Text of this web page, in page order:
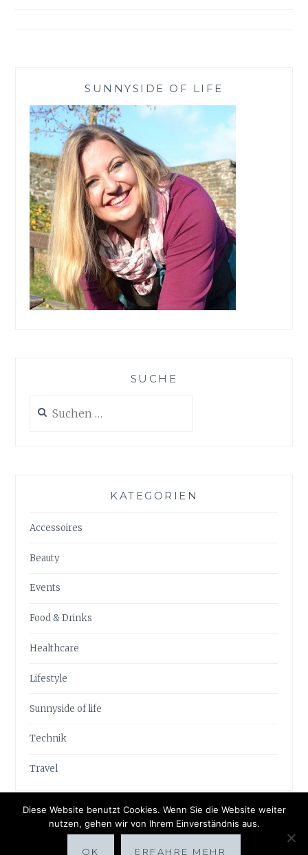
SUNNYSIDE OF LIFE
SUCHE
nach:
KATEGORIEN
Accessoires
Beauty
Events
Food & Drinks
Healthcare
Lifestyle
Sunnyside of life
Technik
Travel
Diese Website benutzt Cookies. Wenn Sie die Website weiter
nutzen, gehen wir von Ihrem Einverständnis aus.
OK ERFAHRE MEHR